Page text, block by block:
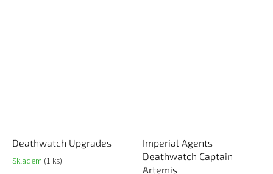
Deathwatch Upgrades
Skladem (1 ks)
Imperial Agents
Deathwatch Captain
Artemis